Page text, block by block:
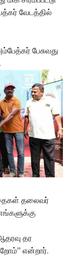
வேடத்தில்
பேசுவது
தலைவர்
தர
என்றார்.